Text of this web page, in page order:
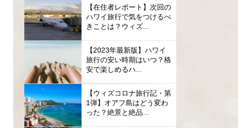
【在住者レポート】次回の
ハワイ旅行で気をつけるべ
きことは？ウィズ...
【2023年最新版】ハワイ
旅行の安い時期はいつ？格
安で楽しめるハ...
【ウィズコロナ旅行記・第
1弾】オアフ島はどう変わ
った？絶景と絶品...